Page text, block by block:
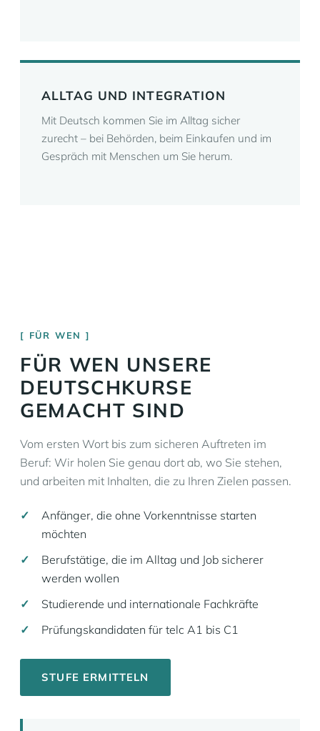
ALLTAG UND INTEGRATION
Mit Deutsch kommen Sie im Alltag sicher
zurecht – bei Behörden, beim Einkaufen und im
Gespräch mit Menschen um Sie herum.
FÜR WEN
FÜR WEN UNSERE
DEUTSCHKURSE
GEMACHT SIND
Vom ersten Wort bis zum sicheren Auftreten im
Beruf: Wir holen Sie genau dort ab, wo Sie stehen,
und arbeiten mit Inhalten, die zu Ihren Zielen passen.
Anfänger, die ohne Vorkenntnisse starten
möchten
Berufstätige, die im Alltag und Job sicherer
werden wollen
Studierende und internationale Fachkräfte
Prüfungskandidaten für telc A1 bis C1
STUFE ERMITTELN